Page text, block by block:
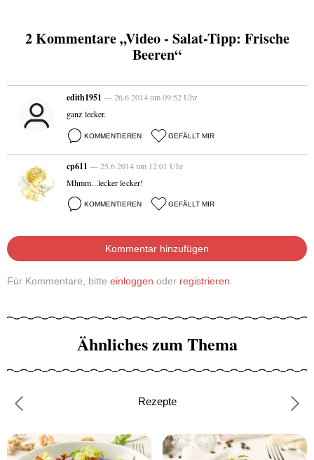
2 Kommentare „Video - Salat-Tipp: Frische
Beeren“
edith1951 — 26.6.2014 um 09:52 Uhr
ganz lecker.
KOMMENTIEREN GEFÄLLT MIR
cp611 — 25.6.2014 um 12:01 Uhr
Mhmm...lecker lecker!
KOMMENTIEREN GEFÄLLT MIR
Kommentar hinzufügen
Für Kommentare, bitte einloggen oder registrieren
Ähnliches zum Thema
Rezepte